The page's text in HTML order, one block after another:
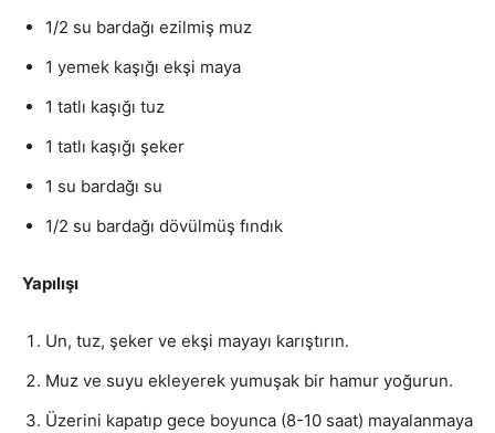
1/2 su bardağı ezilmiş muz
1 yemek kaşığı ekşi maya
1 tatlı kaşığı tuz
1 tatlı kaşığı şeker
1 su bardağı su
1/2 su bardağı dövülmüş fındık
Yapılışı
Un, tuz, şeker ve ekşi mayayı karıştırın.
Muz ve suyu ekleyerek yumuşak bir hamur yoğurun.
Üzerini kapatıp gece boyunca (8-10 saat) mayalanmaya